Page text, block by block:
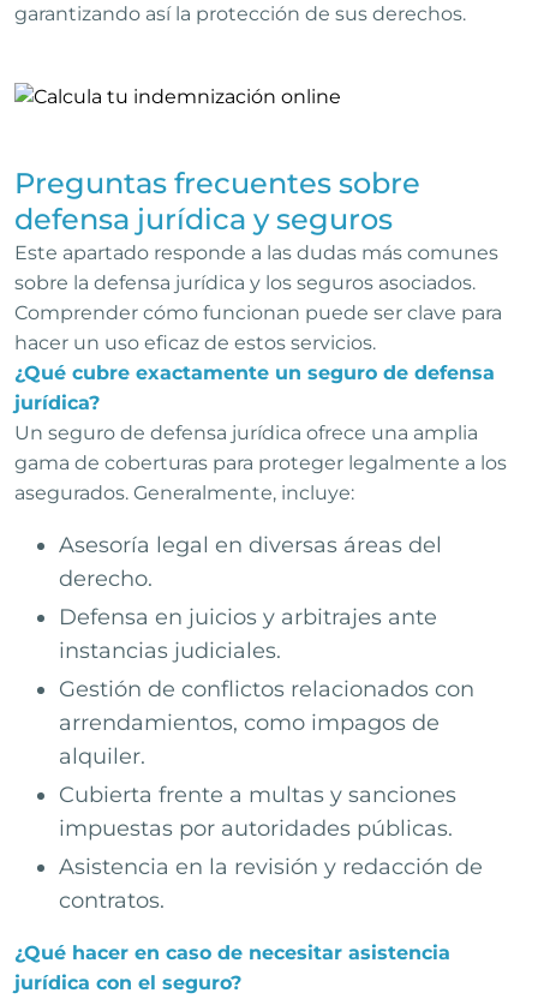
garantizando así la protección de sus derechos.
Preguntas frecuentes sobre
defensa jurídica y seguros
Este apartado responde a las dudas más comunes
sobre la defensa jurídica y los seguros asociados.
Comprender cómo funcionan puede ser clave para
hacer un uso eficaz de estos servicios.
¿Qué cubre exactamente un seguro de defensa
jurídica?
Un seguro de defensa jurídica ofrece una amplia
gama de coberturas para proteger legalmente a los
asegurados. Generalmente, incluye:
Asesoría legal en diversas áreas del
derecho.
Defensa en juicios y arbitrajes ante
instancias judiciales.
Gestión de conflictos relacionados con
arrendamientos, como impagos de
alquiler.
Cubierta frente a multas y sanciones
impuestas por autoridades públicas.
Asistencia en la revisión y redacción de
contratos.
¿Qué hacer en caso de necesitar asistencia
jurídica con el seguro?